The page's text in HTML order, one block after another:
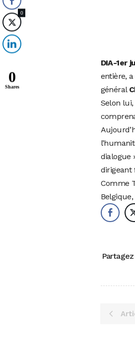
DIA-1er
entière,
général
Selon
dialogue
dirigeant
Comme
0
0
Shares